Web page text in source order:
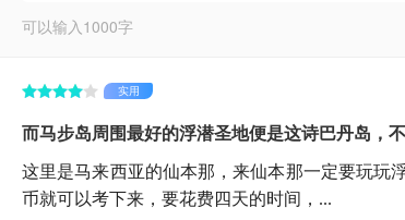
可以输入1000字
实用
而马步岛周围最好的浮潜圣地便是这诗巴丹岛，
这里是马来西亚的仙本那，来仙本那一定要玩玩
币就可以考下来，要花费四天的时间，...